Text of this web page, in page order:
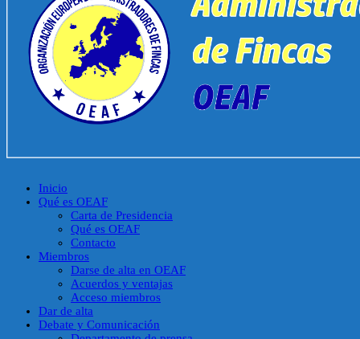
Inicio
Qué es OEAF
Carta de Presidencia
Qué es OEAF
Contacto
Miembros
Darse de alta en OEAF
Acuerdos y ventajas
Acceso miembros
Dar de alta
Debate y Comunicación